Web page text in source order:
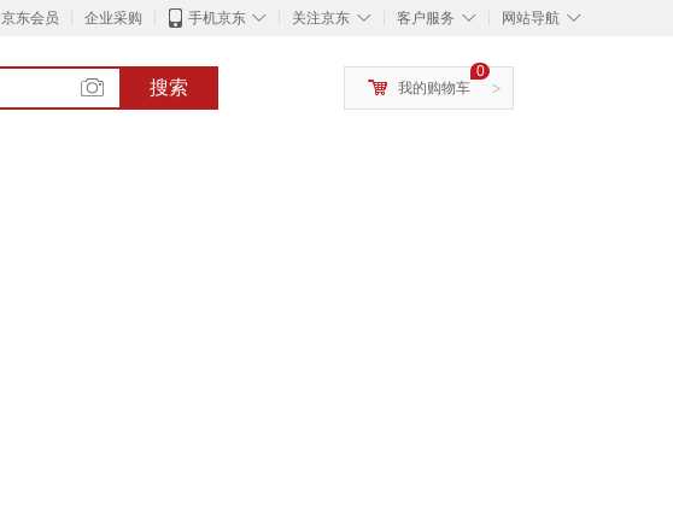
京东会员 企业采购 ◇
手机京东 ◇
关注京东 ◇
客户服务 ◇
网站导航
搜索 >
0
我的购物车